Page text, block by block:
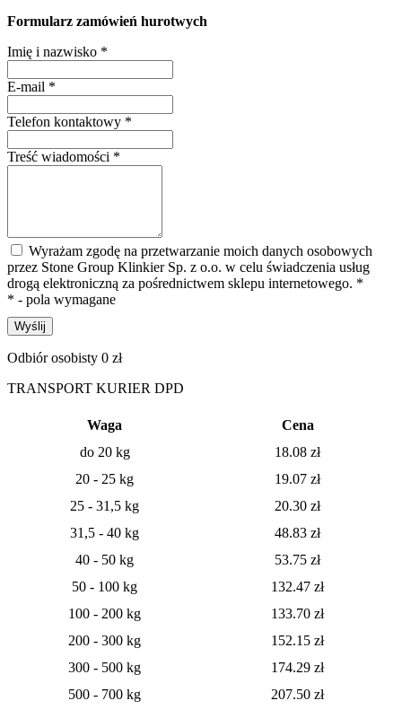
Formularz zamówień hurotwych
Imię i nazwisko *
E-mail *
Telefon kontaktowy *
Treść wiadomości *
Wyrażam zgodę na przetwarzanie moich danych osobowych
przez Stone Group Klinkier Sp. z o.o. w celu świadczenia usług
drogą elektroniczną za pośrednictwem sklepu internetowego. *
* - pola wymagane
Wyślij
Odbiór osobisty 0 zł
TRANSPORT KURIER DPD
Waga
Cena
do 20 kg
18.08 zł
20 - 25 kg
19.07 zł
25 - 31,5 kg
20.30 zł
31,5 - 40 kg
48.83 zł
40 - 50 kg
53.75 zł
50 - 100 kg
132.47 zł
100 - 200 kg
133.70 zł
200 - 300 kg
152.15 zł
300 - 500 kg
174.29 zł
500 - 700 kg
207.50 zł